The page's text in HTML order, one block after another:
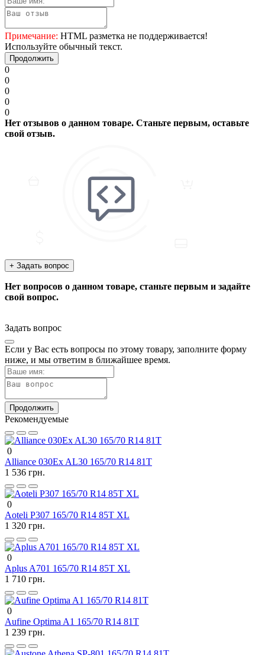
Примечание: HTML разметка не поддерживается!
Используйте обычный текст.
Продолжить
0
0
0
0
0
Нет отзывов о данном товаре. Станьте первым, оставьте
свой отзыв.
+ Задать вопрос
Нет вопросов о данном товаре, станьте первым и задайте
свой вопрос.
Задать вопрос
Если у Вас есть вопросы по этому товару, заполните форму
ниже, и мы ответим в ближайшее время.
Продолжить
Рекомендуемые
0
Alliance 030Ex AL30 165/70 R14 81T
1 536 грн.
0
Aoteli P307 165/70 R14 85T XL
1 320 грн.
0
Aplus A701 165/70 R14 85T XL
1 710 грн.
0
Aufine Optima A1 165/70 R14 81T
1 239 грн.